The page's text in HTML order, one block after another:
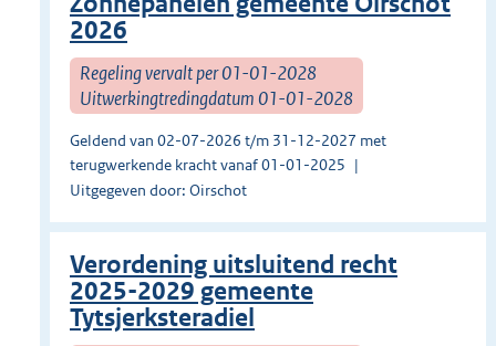
2026
Regeling vervalt per 01-01-2028
Uitwerkingtredingdatum 01-01-2028
Geldend van 02-07-2026 t/m 31-12-2027 met
terugwerkende kracht vanaf 01-01-2025
Uitgegeven door: Oirschot
Verordening uitsluitend recht
2025-2029 gemeente
Tytsjerksteradiel